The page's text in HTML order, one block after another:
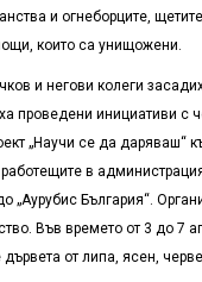
и огнеборците,
които са унищожени.
и негови колеги
проведени инициативи с
„Научи се да даряваш“
в
България“.
Във времето от 3 до 7
от липа, ясен,